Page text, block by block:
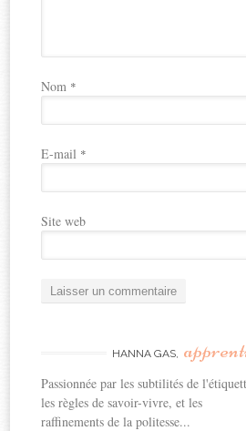
Nom *
E-mail *
Site web
HANNA GAS,
Passionnée par les subtilités de
les règles de savoir-vivre, et les
raffinements de la politesse...